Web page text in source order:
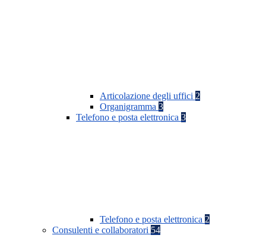
Articolazione degli uffici 2
Organigramma 3
Telefono e posta elettronica 3
Telefono e posta elettronica 2
Consulenti e collaboratori 54